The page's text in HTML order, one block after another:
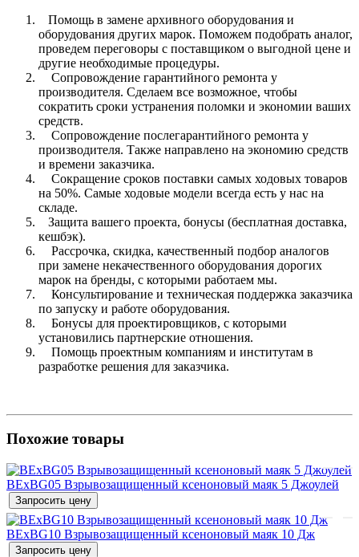
Помощь в замене архивного оборудования и
оборудования других марок. Поможем подобрать аналог,
проведем переговоры с поставщиком о выгодной цене и
другие необходимые процедуры.
Сопровождение гарантийного ремонта у
производителя. Сделаем все возможное, чтобы
сократить сроки устранения поломки и экономии ваших
средств.
Сопровождение послегарантийного ремонта у
производителя. Также направлено на экономию средств
и времени заказчика.
Сокращение сроков поставки самых ходовых товаров
на 50%. Самые ходовые модели всегда есть у нас на
складе.
Защита вашего проекта, бонусы (бесплатная доставка,
кешбэк).
Рассрочка, скидка, качественный подбор аналогов
при замене некачественного оборудования дорогих
марок на бренды, с которыми работаем мы.
Консультирование и техническая поддержка заказчика
по запуску и работе оборудования.
Бонусы для проектировщиков, с которыми
установились партнерские отношения.
Помощь проектным компаниям и институтам в
разработке решения для заказчика.
Похожие товары
BExBG05 Взрывозащищенный ксеноновый маяк 5 Джоулей
Запросить цену
BExBG10 Взрывозащищенный ксеноновый маяк 10 Дж
Запросить цену